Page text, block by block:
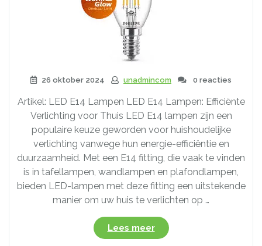
26 oktober 2024 unadmincom 0 reacties
Artikel: LED E14 Lampen LED E14 Lampen: Efficiënte
Verlichting voor Thuis LED E14 lampen zijn een
populaire keuze geworden voor huishoudelijke
verlichting vanwege hun energie-efficiëntie en
duurzaamheid. Met een E14 fitting, die vaak te vinden
is in tafellampen, wandlampen en plafondlampen,
bieden LED-lampen met deze fitting een uitstekende
manier om uw huis te verlichten op …
Lees meer“Efficiënte
Verlichting: